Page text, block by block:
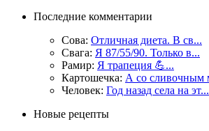
Последние комментарии
Сова: Отличная диета. В св...
Свага: Я 87/55/90. Только в...
Рамир: Я трапеция 💪...
Картошечка: А со сливочным
Человек: Год назад села на эт...
Новые рецепты